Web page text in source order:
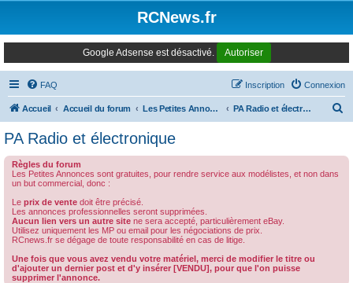
RCNews.fr
Google Adsense est désactivé. Autoriser
FAQ Connexion
Inscription
Accueil Accueil du forum Les Petites Annonces Modernes PA Radio et électronique
PA Radio et électronique
Règles du forum
Les Petites Annonces sont gratuites, pour rendre service aux modélistes, et non dans
un but commercial, donc :
Le prix de vente doit être précisé.
Les annonces professionnelles seront supprimées.
Aucun lien vers un autre site ne sera accepté, particulièrement eBay.
Utilisez uniquement les MP ou email pour les négociations de prix.
RCnews.fr se dégage de toute responsabilité en cas de litige.
Une fois que vous avez vendu votre matériel, merci de modifier le titre ou
d'ajouter un dernier post et d'y insérer [VENDU], pour que l'on puisse
supprimer l'annonce.
Panneau de gestion des cookies